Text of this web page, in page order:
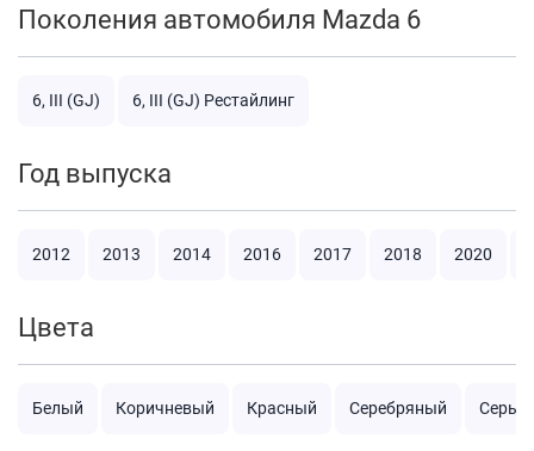
Поколения автомобиля Mazda 6
6, III (GJ) 6, III (GJ) Рестайлинг
Год выпуска
2012 2013 2014 2016 2017 2018 2020
Цвета
Белый Коричневый Красный Серебряный Серый